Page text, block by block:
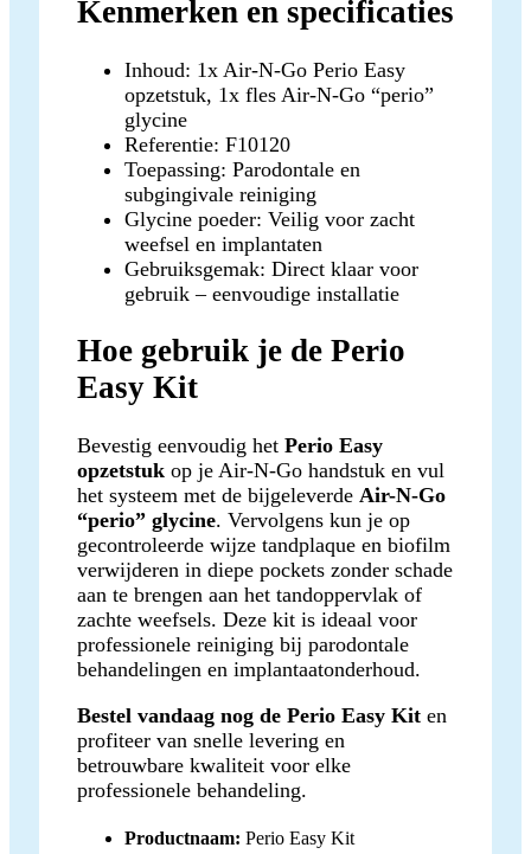
Kenmerken en specificaties
Inhoud: 1x Air-N-Go Perio Easy
opzetstuk, 1x fles Air-N-Go “perio”
glycine
Referentie: F10120
Toepassing: Parodontale en
subgingivale reiniging
Glycine poeder: Veilig voor zacht
weefsel en implantaten
Gebruiksgemak: Direct klaar voor
gebruik – eenvoudige installatie
Hoe gebruik je de Perio
Easy Kit
Bevestig eenvoudig het Perio Easy
opzetstuk op je Air-N-Go handstuk en vul
het systeem met de bijgeleverde Air-N-Go
“perio” glycine. Vervolgens kun je op
gecontroleerde wijze tandplaque en biofilm
verwijderen in diepe pockets zonder schade
aan te brengen aan het tandoppervlak of
zachte weefsels. Deze kit is ideaal voor
professionele reiniging bij parodontale
behandelingen en implantaatonderhoud.
Bestel vandaag nog de Perio Easy Kit en
profiteer van snelle levering en
betrouwbare kwaliteit voor elke
professionele behandeling.
Productnaam: Perio Easy Kit